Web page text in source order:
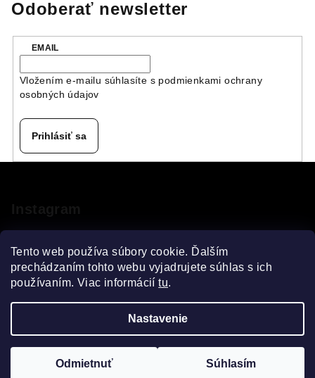
Tento web používa súbory cookie. Ďalším
prechádzaním tohto webu vyjadrujete súhlas s ich
používaním. Viac informáciítu.
Nastavenie
Odmietnuť Súhlasím
Odoberať newsletter
EMAIL
Vložením e-mailu súhlasíte s podmienkami ochrany
osobných údajov
Prihlásiť sa
ä
Sledovať na Instagrame
Upraviť nastavenie cookies